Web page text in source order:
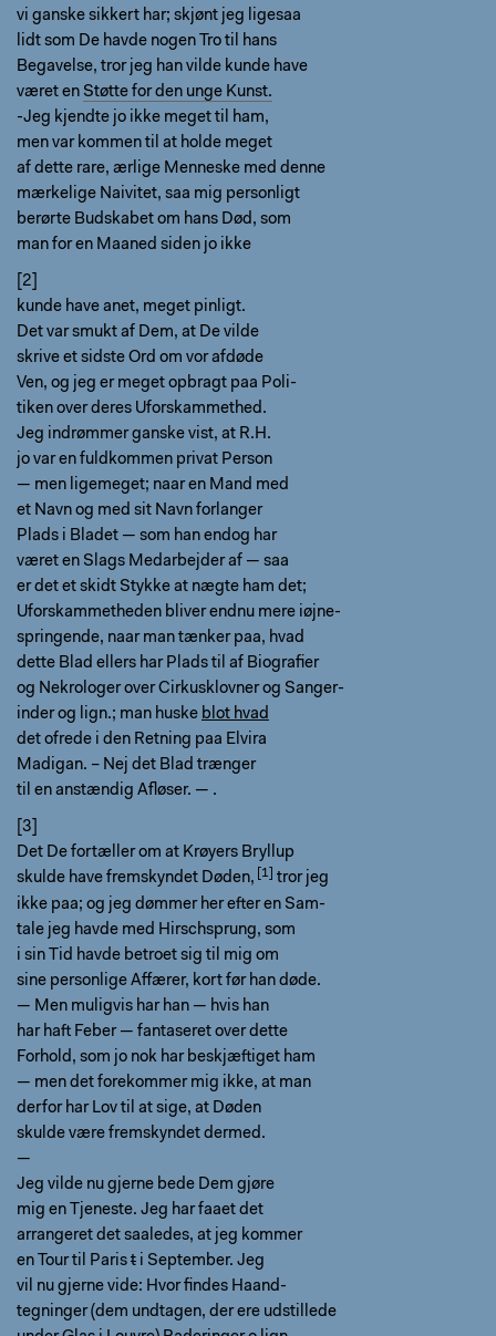
vi ganske sikkert har; skjønt jeg ligesaa
lidt som De havde nogen Tro til hans
Begavelse, tror jeg han vilde kunde have
været en Støtte for den unge Kunst.
-Jeg kjendte jo ikke meget til ham,
men var kommen til at holde meget
af dette rare, ærlige Menneske med denne
mærkelige Naivitet, saa mig personligt
berørte Budskabet om hans Død, som
man for en Maaned siden jo ikke
[2]
kunde have anet, meget pinligt.
Det var smukt af Dem, at De vilde
skrive et sidste Ord om vor afdøde
Ven, og jeg er meget opbragt paa Poli-
tiken over deres Uforskammethed.
Jeg indrømmer ganske vist, at R.H.
jo var en fuldkommen privat Person
— men ligemeget; naar en Mand med
et Navn og med sit Navn forlanger
Plads i Bladet — som han endog har
været en Slags Medarbejder af — saa
er det et skidt Stykke at nægte ham det;
Uforskammetheden bliver endnu mere iøjne-
springende, naar man tænker paa, hvad
dette Blad ellers har Plads til af Biografier
og Nekrologer over Cirkusklovner og Sanger-
inder og lign.; man huske blot hvad
det ofrede i den Retning paa Elvira
Madigan. – Nej det Blad trænger
til en anstændig Afløser. — .
[3]
Det De fortæller om at Krøyers Bryllup
skulde have fremskyndet Døden,
tror jeg
ikke paa; og jeg dømmer her efter en Sam-
tale jeg havde med Hirschsprung, som
i sin Tid havde betroet sig til mig om
sine personlige Affærer, kort før han døde.
— Men muligvis har han — hvis han
har haft Feber — fantaseret over dette
Forhold, som jo nok har beskjæftiget ham
— men det forekommer mig ikke, at man
derfor har Lov til at sige, at Døden
skulde være fremskyndet dermed.
—
Jeg vilde nu gjerne bede Dem gjøre
mig en Tjeneste. Jeg har faaet det
arrangeret det saaledes, at jeg kommer
en Tour til Paris t i September. Jeg
vil nu gjerne vide: Hvor findes Haand-
tegninger (dem undtagen, der ere udstillede